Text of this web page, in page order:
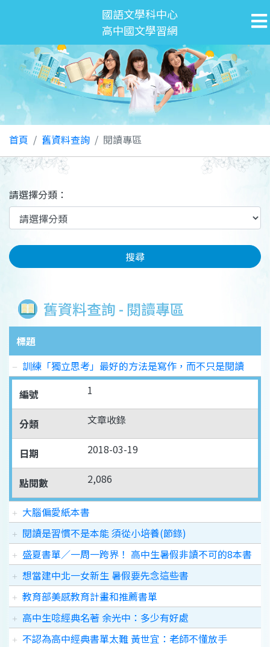
國語文學科中心
高中國文學習網
首頁 舊資料查詢 閱讀專區
請選擇分類：
搜尋
舊資料查詢 - 閱讀專區
標題
訓練「獨立思考」最好的方法是寫作，而不只是閱讀
編號
1
分類 文章收錄
日期 2018-03-19
點閱數 2,086
大腦偏愛紙本書
閱讀是習慣不是本能 須從小培養(節錄)
盛夏書單／一周一跨界！ 高中生暑假非讀不可的8本書
想當建中北一女新生 暑假要先念這些書
教育部美感教育計畫和推薦書單
高中生唸經典名著 余光中：多少有好處
不認為高中經典書單太難 黃世宜：老師不懂放手